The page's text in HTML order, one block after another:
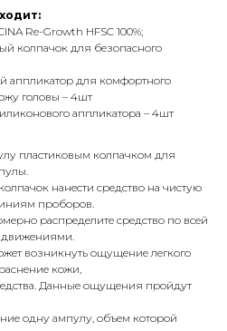
Re-Growth HFSC 100%;
колпачок для безопасного
аппликатор для комфортного
головы – 4шт
аппликатора – 4шт
пластиковым колпачком для
нанести средство на чистую
проборов.
распределите средство по всей
движениями.
возникнуть ощущение легкого
кожи,
Данные ощущения пройдут
одну ампулу, объем которой